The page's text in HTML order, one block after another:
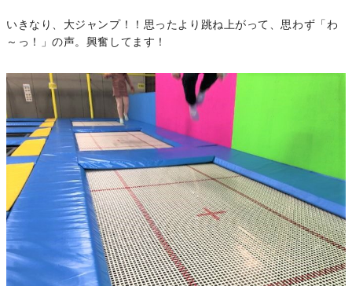
いきなり、大ジャンプ！！思ったより跳ね上がって、思わず「わ
～っ！」の声。興奮してます！